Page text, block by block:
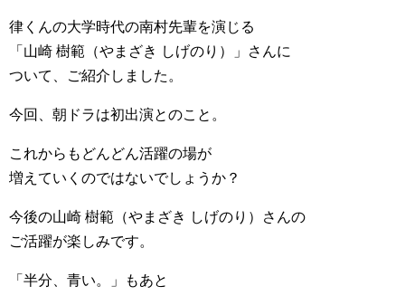
律くんの大学時代の南村先輩を演じる
「山崎 樹範（やまざき しげのり）」さんに
ついて、ご紹介しました。
今回、朝ドラは初出演とのこと。
これからもどんどん活躍の場が
増えていくのではないでしょうか？
今後の山崎 樹範（やまざき しげのり）さんの
ご活躍が楽しみです。
「半分、青い。」もあと